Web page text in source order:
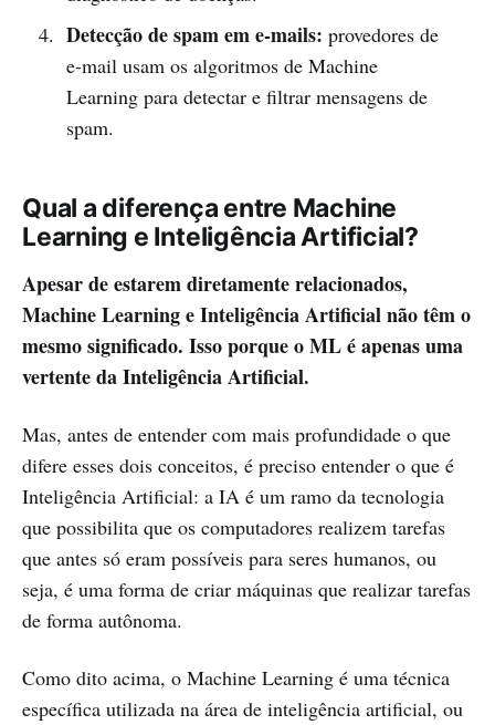
Detecção de spam em e-mails: provedores de
e-mail usam os algoritmos de Machine
Learning para detectar e filtrar mensagens de
spam.
Qual a diferença entre Machine
Learning e Inteligência Artificial?
Apesar de estarem diretamente relacionados,
Machine Learning e Inteligência Artificial não têm o
mesmo significado. Isso porque o ML é apenas uma
vertente da Inteligência Artificial.
Mas, antes de entender com mais profundidade o que
difere esses dois conceitos, é preciso entender o que é
Inteligência Artificial: a IA é um ramo da tecnologia
que possibilita que os computadores realizem tarefas
que antes só eram possíveis para seres humanos, ou
seja, é uma forma de criar máquinas que realizar tarefas
de forma autônoma.
Como dito acima, o Machine Learning é uma técnica
específica utilizada na área de inteligência artificial, ou